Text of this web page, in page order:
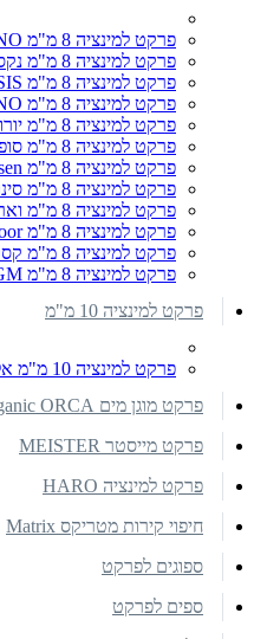
פרקט למינציה 8 מ"מ SWISS KRONO
פרקט למינציה 8 מ"מ נקסט סטפ
פרקט למינציה 8 מ"מ GENESIS
פרקט למינציה 8 מ"מ SWISS KRONO רחב
פרקט למינציה 8 מ"מ יורוהום
פרקט למינציה 8 מ"מ סופר נטורל
פרקט למינציה 8 מ"מ Classen
פרקט למינציה 8 מ"מ סינכרום
פרקט למינציה 8 מ"מ ואריו
פרקט למינציה 8 מ"מ art floor
פרקט למינציה 8 מ"מ קסטלו
פרקט למינציה 8 מ"מ MGM
פרקט למינציה 10 מ"מ
פרקט למינציה 10 מ"מ אלטיטיוד פלוס
פרקט מוגן מים Organic ORCA
פרקט מייסטר MEISTER
פרקט למינציה HARO
חיפוי קירות מטריקס Matrix
ספוגים לפרקט
ספים לפרקט